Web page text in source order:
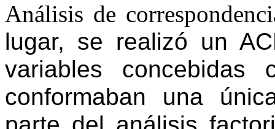
Análisis de
lugar, se realizó un
variables concebidas
conformaban una